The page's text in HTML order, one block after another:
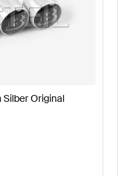
Silber Original